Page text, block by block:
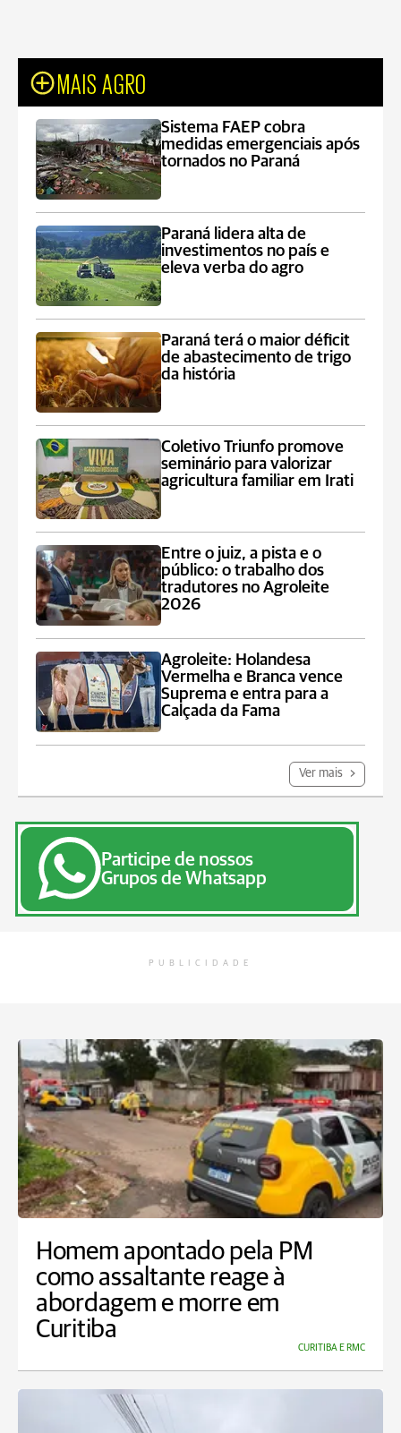
MAIS AGRO
Sistema FAEP cobra
medidas emergenciais após
tornados no Paraná
Paraná lidera alta de
investimentos no país e
eleva verba do agro
Paraná terá o maior déficit
de abastecimento de trigo
da história
Coletivo Triunfo promove
seminário para valorizar
agricultura familiar em Irati
Entre o juiz, a pista e o
público: o trabalho dos
tradutores no Agroleite
2026
Agroleite: Holandesa
Vermelha e Branca vence
Suprema e entra para a
Calçada da Fama
Ver mais
Participe de nossos
Grupos de Whatsapp
PUBLICIDADE
Homem apontado pela PM
como assaltante reage à
abordagem e morre em
Curitiba
CURITIBA E RMC